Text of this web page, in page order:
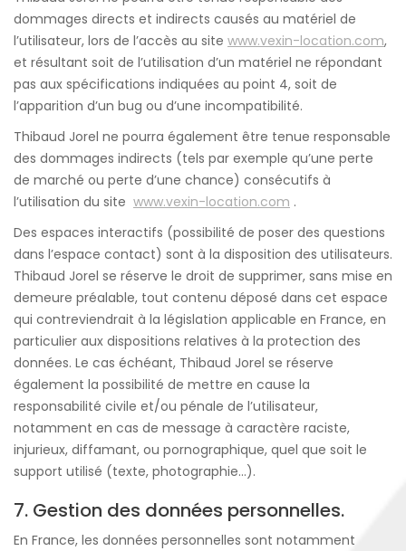
dommages directs et indirects causés au matériel de
l’utilisateur, lors de l’accès au site www.vexin-location.com,
et résultant soit de l’utilisation d’un matériel ne répondant
pas aux spécifications indiquées au point 4, soit de
l’apparition d’un bug ou d’une incompatibilité.
Thibaud Jorel ne pourra également être tenue responsable
des dommages indirects (tels par exemple qu’une perte
de marché ou perte d’une chance) consécutifs à
l’utilisation du site www.vexin-location.com .
Des espaces interactifs (possibilité de poser des questions
dans l’espace contact) sont à la disposition des utilisateurs.
Thibaud Jorel se réserve le droit de supprimer, sans mise en
demeure préalable, tout contenu déposé dans cet espace
qui contreviendrait à la législation applicable en France, en
particulier aux dispositions relatives à la protection des
données. Le cas échéant, Thibaud Jorel se réserve
également la possibilité de mettre en cause la
responsabilité civile et/ou pénale de l’utilisateur,
notamment en cas de message à caractère raciste,
injurieux, diffamant, ou pornographique, quel que soit le
support utilisé (texte, photographie…).
7. Gestion des données personnelles.
En France, les données personnelles sont notamment